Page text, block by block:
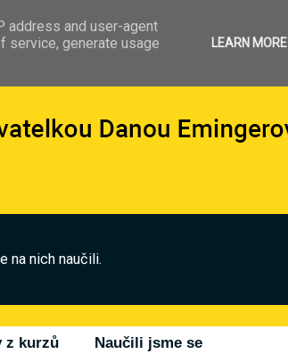
na nich naučili.
z kurzů
Naučili jsme se
address and user-agent
service, generate usage
LEARN MORE